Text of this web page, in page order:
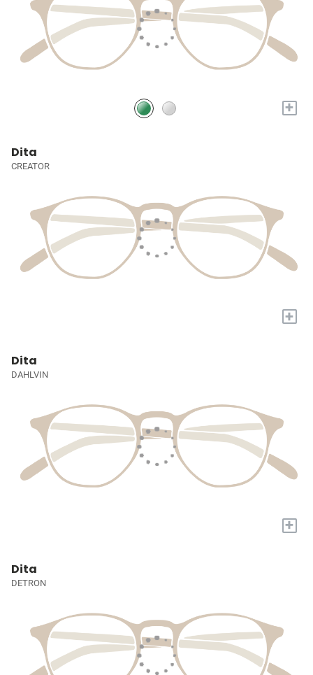
+
Dita
CREATOR
+
Dita
DAHLVIN
+
Dita
DETRON